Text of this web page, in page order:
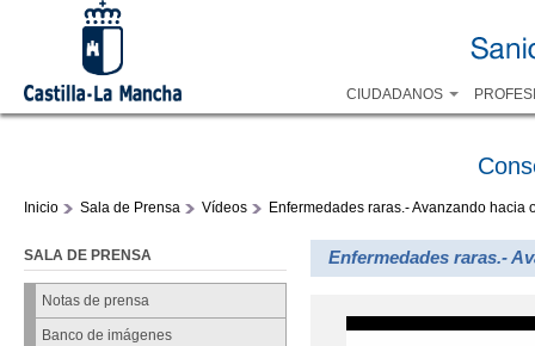
CIUDADANOS
Inicio Sala de Prensa Vídeos Enfermedades raras.- Avanzando hacia
SALA DE PRENSA
Notas de prensa
Banco de imágenes
Enfermedades raras.-